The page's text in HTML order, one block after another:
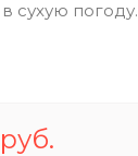
сухую погоду.